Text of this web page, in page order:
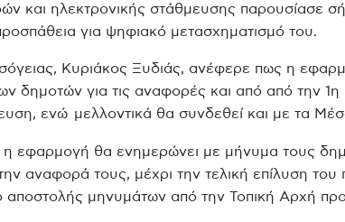
και ηλεκτρονικής στάθμευσης παρουσίασε
για ψηφιακό μετασχηματισμό του.
Κυριάκος Ξυδιάς, ανέφερε πως η
δημοτών για τις αναφορές και από από την
ενώ μελλοντικά θα συνδεθεί και με τα
εφαρμογή θα ενημερώνει με μήνυμα τους
αναφορά τους, μέχρι την τελική επίλυση
αποστολής μηνυμάτων από την Τοπική Αρχή